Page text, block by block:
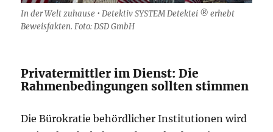
In der Welt zuhause • Detektiv SYSTEM Detektei ® erhebt
Beweisfakten. Foto: DSD GmbH
Privatermittler im Dienst: Die
Rahmenbedingungen sollten stimmen
Die Bürokratie behördlicher Institutionen wird